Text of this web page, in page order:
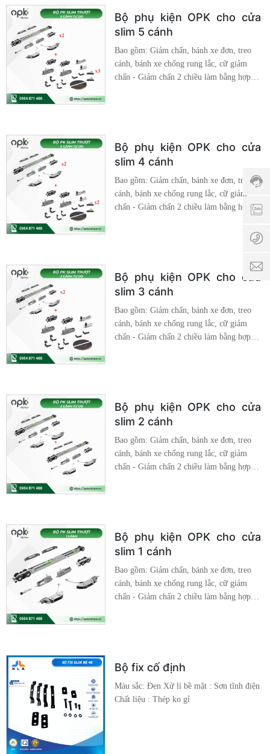
Bộ phụ kiện OPK cho cửa
slim 5 cánh
Bao gồm: Giảm chấn, bánh xe đơn, treo
cánh, bánh xe chống rung lắc, cữ giảm
chấn - Giảm chấn 2 chiều làm bằng hợp
liệu: Hợp Kim Cao Cấp Đồng bộ: Hệ Slim
16*40
Bộ phụ kiện OPK cho cửa
slim 4 cánh
Bao gồm: Giảm chấn, bánh xe đơn, treo
cánh, bánh xe chống rung lắc, cữ giảm
chấn - Giảm chấn 2 chiều làm bằng hợp
tháo rời, giúp việc lắp đặt nhanh chóng -
Bánh xe dưới chống rung lắc, dẫn hướng
và di chuyển được trên mọi địa hình Chất
liệu: Hợp Kim Cao Cấp Đồng bộ: Hệ Slim
16*40
Bộ phụ kiện OPK cho cửa
slim 3 cánh
Bao gồm: Giảm chấn, bánh xe đơn, treo
cánh, bánh xe chống rung lắc, cữ giảm
chấn - Giảm chấn 2 chiều làm bằng hợp
liệu: Hợp Kim Cao Cấp Đồng bộ: Hệ Slim
16*40
Bộ phụ kiện OPK cho cửa
slim 2 cánh
Bao gồm: Giảm chấn, bánh xe đơn, treo
cánh, bánh xe chống rung lắc, cữ giảm
chấn - Giảm chấn 2 chiều làm bằng hợp
liệu: Hợp Kim Cao Cấp Đồng bộ: Hệ Slim
16*40
Bộ phụ kiện OPK cho cửa
slim 1 cánh
Bao gồm: Giảm chấn, bánh xe đơn, treo
cánh, bánh xe chống rung lắc, cữ giảm
chấn - Giảm chấn 2 chiều làm bằng hợp
liệu: Hợp Kim Cao Cấp Đồng bộ: Hệ Slim
16*40
Bộ fix cố định
Màu sắc: Đen Xử lí bề mặt : Sơn tĩnh điện
Chất liệu : Thép ko gỉ
Thời
phục
vụ:
AM -
PM